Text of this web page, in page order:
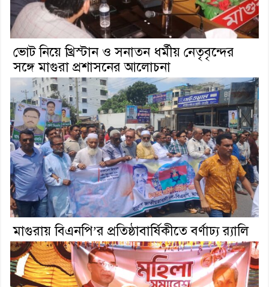
ভোট নিয়ে খ্রিস্টান ও সনাতন ধর্মীয় নেতৃবৃন্দের
সঙ্গে মাগুরা প্রশাসনের আলোচনা
মাগুরায় বিএনপি’র প্রতিষ্ঠাবার্ষিকীতে বর্ণাঢ্য র‍্যালি